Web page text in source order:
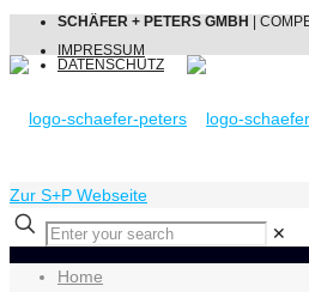
SCHÄFER + PETERS GMBH
|
IMPRESSUM
DATENSCHUTZ
Zur S+P Webseite
✕
Home